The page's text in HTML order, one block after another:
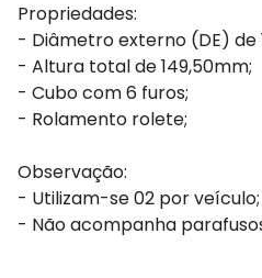
Propriedades:
- Diâmetro externo (DE) de
- Altura total de 149,50mm;
- Cubo com 6 furos;
- Rolamento rolete;
Observação:
- Utilizam-se 02 por veículo;
- Não acompanha